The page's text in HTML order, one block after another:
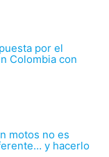
por el
Colombia con
motos no es
y hacerlo